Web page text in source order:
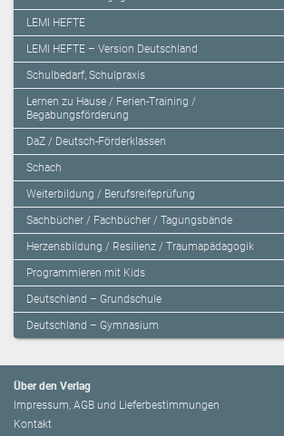
LEMI HEFTE
LEMI HEFTE – Version Deutschland
Schulbedarf, Schulpraxis
Lernen zu Hause / Ferien-Training /
Begabungsförderung
DaZ / Deutsch-Förderklassen
Schach
Weiterbildung / Berufsreifeprüfung
Sachbücher / Fachbücher / Tagungsbände
Herzensbildung / Resilienz / Traumapädagogik
Programmieren mit Kids
Deutschland – Grundschule
Deutschland – Gymnasium
Über den Verlag
Impressum, AGB und Lieferbestimmungen
Kontakt